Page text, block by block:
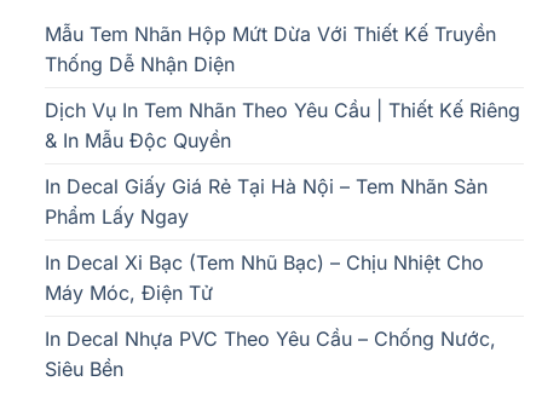
Mẫu Tem Nhãn Hộp Mứt Dừa Với Thiết Kế Truyền
Thống Dễ Nhận Diện
Dịch Vụ In Tem Nhãn Theo Yêu Cầu | Thiết Kế Riêng
& In Mẫu Độc Quyền
In Decal Giấy Giá Rẻ Tại Hà Nội – Tem Nhãn Sản
Phẩm Lấy Ngay
In Decal Xi Bạc (Tem Nhũ Bạc) – Chịu Nhiệt Cho
Máy Móc, Điện Tử
In Decal Nhựa PVC Theo Yêu Cầu – Chống Nước,
Siêu Bền